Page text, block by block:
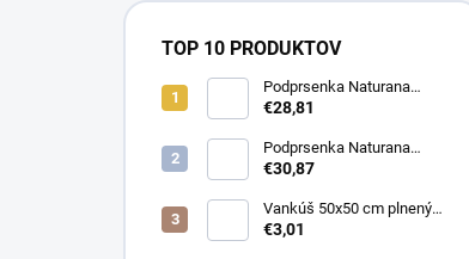
TOP 10 PRODUKTOV
Podprsenka Naturana
5063 zmenšovacia
€28,81
Podprsenka Naturana
5363 zmenšovacia
€30,87
Vankúš 50x50 cm plnený
silikonizovaným dutým
€3,01